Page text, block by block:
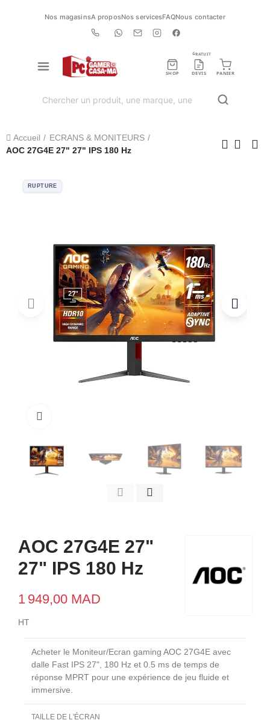
Nos magasinsA proposNos servicesFAQNous contacter
SHOP DEVIS
GRATUIT
PANIER
Accueil
ECRANS & MONITEURS
AOC 27G4E 27" 27" IPS 180 Hz
RUPTURE
AOC 27G4E 27"
27" IPS 180 Hz
1 949,00 MAD
HT
Acheter le Moniteur/Ecran gaming AOC 27G4E avec
dalle Fast IPS 27", 180 Hz et 0.5 ms de temps de
réponse MPRT pour une expérience de jeu fluide et
immersive.
TAILLE DE L'ÉCRAN